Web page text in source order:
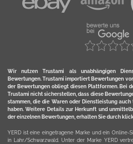
Wir nutzen Trustami als unabhängigen
Bewertungen. Trustami importiert Bewertungen
der Bewertungen obliegt diesen Plattformen. Bei
Trustami nicht sicherstellen, dass diese
stammen, die die Waren oder Dienstleistung
haben. Weitere Details zur Herkunft und
der einzelnen Bewertungen, erhalten Sie durch
YERD ist eine eingetragene Marke und ein Online-
in Lahr/Schwarzwald. Unter der Marke YERD